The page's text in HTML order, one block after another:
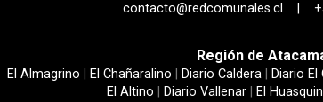
contacto@redcomunales.cl |
Región de
El Almagrino El Chañaralino Diario Caldera Diario El
El Altino
Diario Vallenar El